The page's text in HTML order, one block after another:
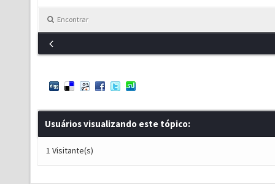
Encontrar
Usuários visualizando este tópico:
1 Visitante(s)